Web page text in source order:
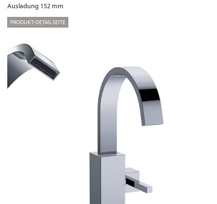
Ausladung 152 mm
PRODUKT-DETAILSEITE